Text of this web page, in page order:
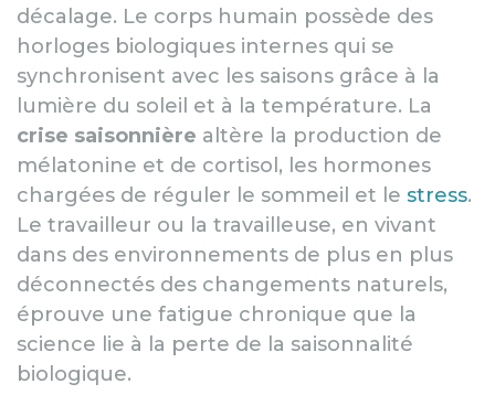
décalage. Le corps humain possède des
horloges biologiques internes qui se
synchronisent avec les saisons grâce à la
lumière du soleil et à la température. La
crise saisonnière altère la production de
mélatonine et de cortisol, les hormones
chargées de réguler le sommeil et le stress.
Le travailleur ou la travailleuse, en vivant
dans des environnements de plus en plus
déconnectés des changements naturels,
éprouve une fatigue chronique que la
science lie à la perte de la saisonnalité
biologique.